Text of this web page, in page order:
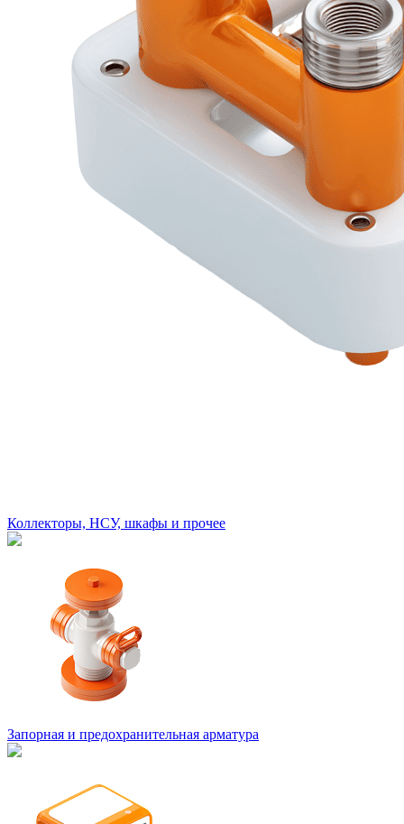
Коллекторы, НСУ, шкафы и прочее
Запорная и предохранительная арматура